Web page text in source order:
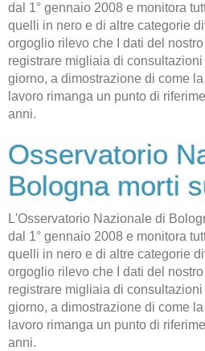
dal 1° gennaio 2008 e monitora
quelli in nero e di altre categorie
orgoglio rilevo che I dati del
registrare migliaia di
giorno, a dimostrazione di come
lavoro rimanga un punto di
anni.
Osservatorio
Bologna morti
L'Osservatorio Nazionale di
dal 1° gennaio 2008 e monitora
quelli in nero e di altre categorie
orgoglio rilevo che I dati del
registrare migliaia di
giorno, a dimostrazione di come
lavoro rimanga un punto di
anni.